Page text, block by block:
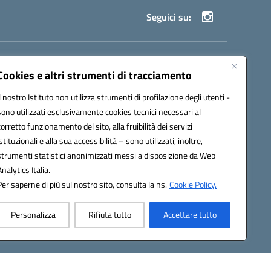
e altri strumenti di tracciamento
nostro Istituto non utilizza strumenti di profilazione degli utenti -
utilizzati esclusivamente cookies tecnici necessari al
funzionamento del sito, alla fruibilità dei servizi
e alla sua accessibilità – sono utilizzati, inoltre,
statistici anonimizzati messi a disposizione da Web
Italia.
saperne di più sul nostro sito, consulta la ns.Cookie Policy.
Personalizza Rifiuta tutto Accettare tutto
Seguici su: